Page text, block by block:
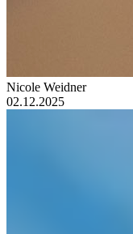
Nicole Weidner
02.12.2025